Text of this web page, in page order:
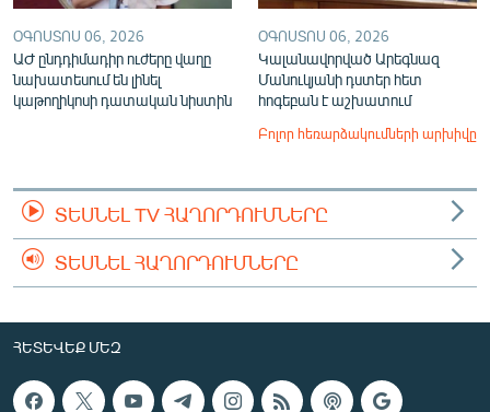
ՕԳՈՍՏՈՍ 06, 2026
ԱԺ ընդդիմադիր ուժերը վաղը
նախատեսում են լինել
կաթողիկոսի դատական նիստին
ՕԳՈՍՏՈՍ 06, 2026
Կալանավորված Արեգնազ
Մանուկյանի դստեր հետ
հոգեբան է աշխատում
Բոլոր հեռարձակումների արխիվը
ՏԵՍՆԵԼ TV ՀԱՂՈՐԴՈՒՄՆԵՐԸ
ՏԵՍՆԵԼ ՀԱՂՈՐԴՈՒՄՆԵՐԸ
ՀԵՏԵՎԵՔ ՄԵԶ